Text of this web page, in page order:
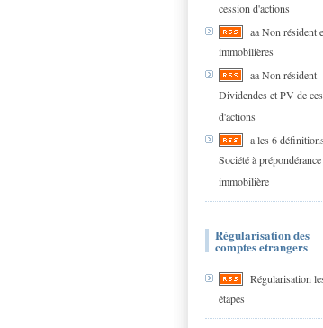
cession d'actions
aa Non résident
immobilières
aa Non résident
Dividendes et PV de
d'actions
a les 6
Société à prépondérance
immobilière
Régularisation des
comptes etrangers
Régularisation
étapes